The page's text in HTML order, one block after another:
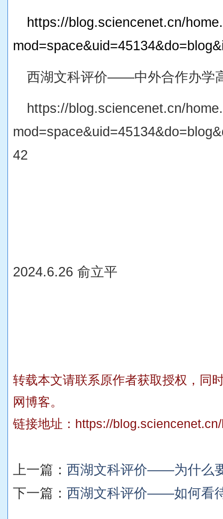
https://blog.sciencenet.cn/
西湖文科评价——中外合作办学
https://blog.sciencenet.cn/
42
2024.6.26 俞立平
转载本文请联系原作者获取授权，同
网博客。
链接地址： https://
上一篇： 西湖文科评价——为什么
下一篇： 西湖文科评价——如何看